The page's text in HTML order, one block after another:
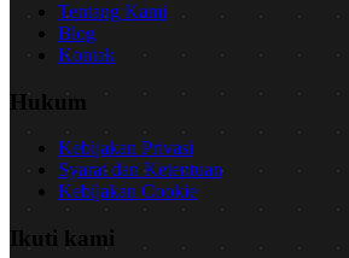
Tentang Kami
Blog
Kontak
Hukum
Kebijakan Privasi
Syarat dan Ketentuan
Kebijakan Cookie
Ikuti kami